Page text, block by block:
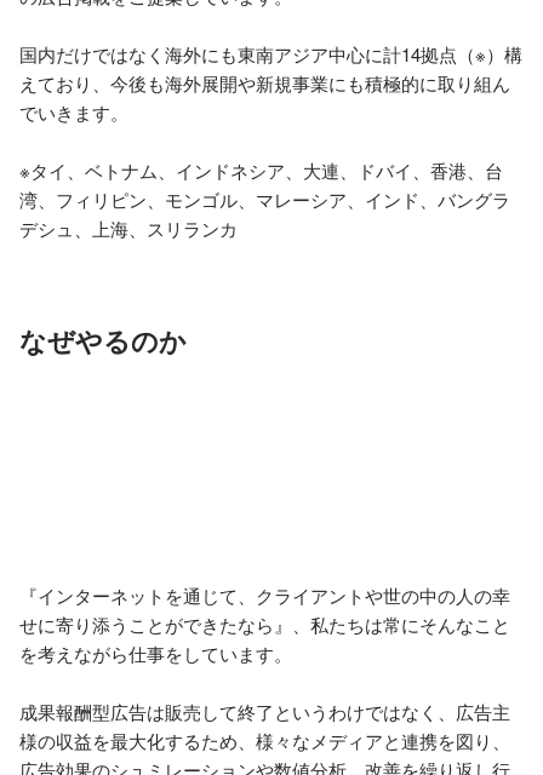
国内だけではなく海外にも東南アジア中心に計14拠点（※）構
えており、今後も海外展開や新規事業にも積極的に取り組ん
でいきます。
※タイ、ベトナム、インドネシア、大連、ドバイ、香港、台
湾、フィリピン、モンゴル、マレーシア、インド、バングラ
デシュ、上海、スリランカ
なぜやるのか
『インターネットを通じて、クライアントや世の中の人の幸
せに寄り添うことができたなら』、私たちは常にそんなこと
を考えながら仕事をしています。
成果報酬型広告は販売して終了というわけではなく、広告主
様の収益を最大化するため、様々なメディアと連携を図り、
広告効果のシュミレーションや数値分析、改善を繰り返し行